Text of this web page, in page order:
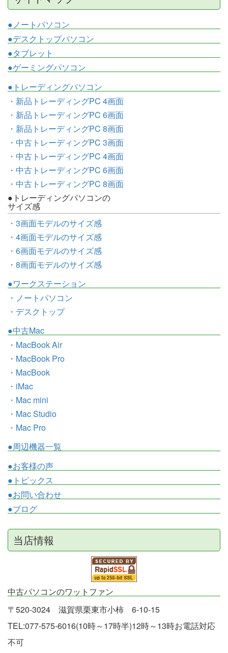
●ノートパソコン
●デスクトップパソコン
●タブレット
●ゲーミングパソコン
●トレーディングパソコン
・新品トレーディングPC 4画面
・新品トレーディングPC 6画面
・新品トレーディングPC 8画面
・中古トレーディングPC 3画面
・中古トレーディングPC 4画面
・中古トレーディングPC 6画面
・中古トレーディングPC 8画面
●トレーディングパソコンの
サイズ感
・3画面モデルのサイズ感
・4画面モデルのサイズ感
・6画面モデルのサイズ感
・8画面モデルのサイズ感
●ワークステーション
・ノートパソコン
・デスクトップ
●中古Mac
・MacBook Air
・MacBook Pro
・MacBook
・iMac
・Mac mini
・Mac Studio
・Mac Pro
●周辺機器一覧
●お客様の声
●トピックス
●お問い合わせ
●ブログ
当店情報
中古パソコンのワットファン
〒520-3024 滋賀県栗東市小柿 6-10-15
TEL:077-575-6016(10時～17時半)12時～13時お電話対応
不可